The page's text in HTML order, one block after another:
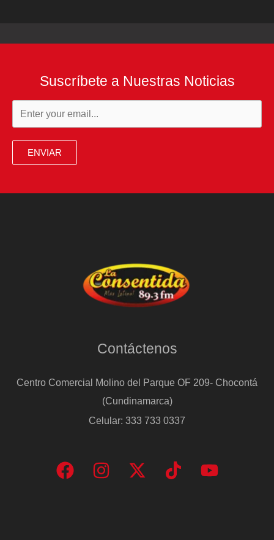
Suscríbete a Nuestras Noticias
ENVIAR
Contáctenos
Centro Comercial Molino del Parque OF 209- Chocontá
(Cundinamarca)
Celular: 333 733 0337